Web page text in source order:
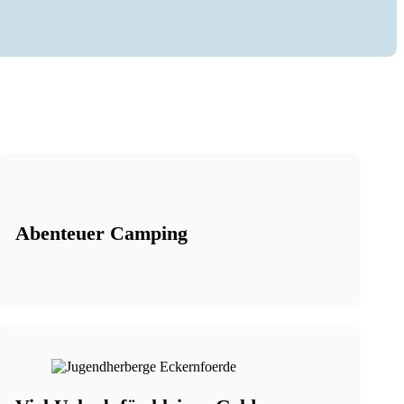
Abenteuer Camping